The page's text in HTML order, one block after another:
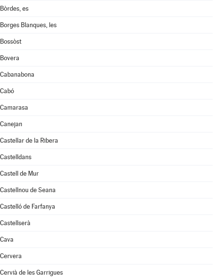
Bòrdes, es
Borges Blanques, les
Bossòst
Bovera
Cabanabona
Cabó
Camarasa
Canejan
Castellar de la Ribera
Castelldans
Castell de Mur
Castellnou de Seana
Castelló de Farfanya
Castellserà
Cava
Cervera
Cervià de les Garrigues